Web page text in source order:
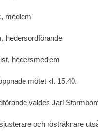
medlem
hedersordförande
hedersmedlem
mötet kl. 15.40.
valdes Jarl
och rösträknare